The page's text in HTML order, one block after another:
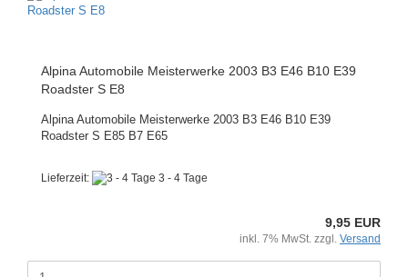
Alpina Automobile Meisterwerke 2003 B3 E46 B10 E39
Roadster S E8
Alpina Automobile Meisterwerke 2003 B3 E46 B10 E39
Roadster S E85 B7 E65
Lieferzeit: 3 - 4 Tage
9,95 EUR
inkl. 7% MwSt. zzgl. Versand